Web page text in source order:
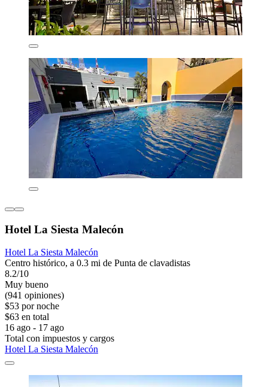
Hotel La Siesta Malecón
Hotel La Siesta Malecón
Centro histórico, a 0.3 mi de Punta de clavadistas
8.2/10
Muy bueno
(941 opiniones)
$53 por noche
$63 en total
16 ago - 17 ago
Total con impuestos y cargos
Hotel La Siesta Malecón